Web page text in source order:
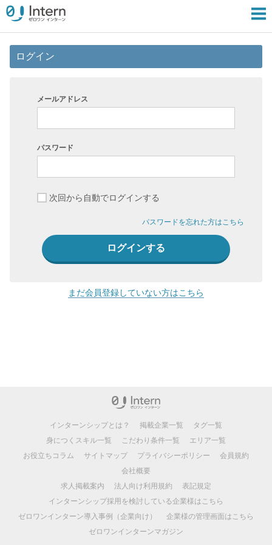
ログイン
メールアドレス
パスワード
次回から自動でログインする
パスワードを忘れた方はこちら
まだ会員登録していない方はこちら
インターンシップとは？ 掲載企業一覧
タグ一覧
身につくスキル一覧
こだわり条件一覧
エリア一覧
お役立ちコラム
サイトマップ プライバシーポリシー
会員規約
会社概要
求人掲載案内
法人向け利用規約
表記規定
インターンシップ採用を検討している企業様はこちら
ゼロワンインターン導入事例（企業向け）
企業様の管理画面はこちら
ゼロワンインターンマガジン